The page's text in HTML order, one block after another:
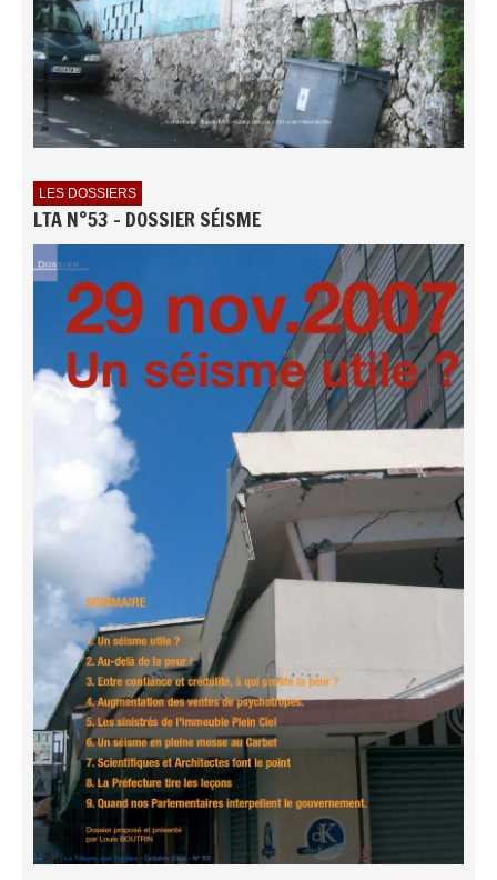
LES DOSSIERS
LTA N°53 - DOSSIER SÉISME